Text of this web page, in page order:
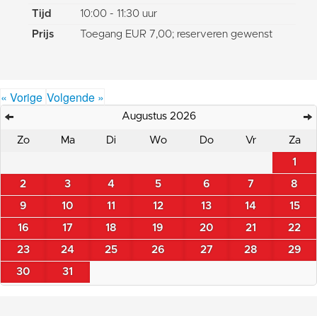
Tijd
10:00 - 11:30 uur
Prijs
Toegang EUR 7,00; reserveren gewenst
« Vorige Volgende »
Augustus 2026
Zo Ma Di Wo Do Vr Za
1
2 3 4 5 6 7 8
9 10 11 12 13 14 15
16 17 18 19 20 21 22
23 24 25 26 27 28 29
30 31